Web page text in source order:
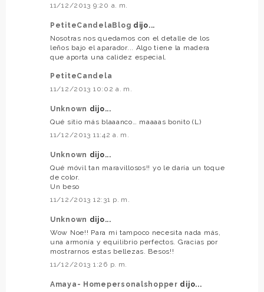
11/12/2013 9:20 a. m.
PetiteCandelaBlog dijo...
Nosotras nos quedamos con el detalle de los
leños bajo el aparador... Algo tiene la madera
que aporta una calidez especial.
PetiteCandela
11/12/2013 10:02 a. m.
Unknown dijo...
Qué sitio más blaaanco… maaaas bonito (L)
11/12/2013 11:42 a. m.
Unknown dijo...
Qué móvil tan maravillosos!! yo le daría un toque
de color.
Un beso
11/12/2013 12:31 p. m.
Unknown dijo...
Wow Noe!! Para mi tampoco necesita nada más,
una armonía y equilibrio perfectos. Gracias por
mostrarnos estas bellezas. Besos!!
11/12/2013 1:26 p. m.
Amaya- Homepersonalshopper dijo...